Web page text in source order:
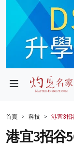
政局
財經
生活
首頁 科技 港宜3招
港宜3招谷